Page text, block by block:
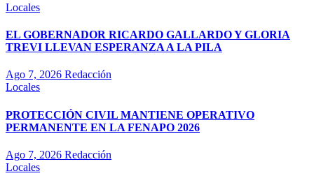
Locales
EL GOBERNADOR RICARDO GALLARDO Y GLORIA
TREVI LLEVAN ESPERANZA A LA PILA
Ago 7, 2026 Redacción
Locales
PROTECCIÓN CIVIL MANTIENE OPERATIVO
PERMANENTE EN LA FENAPO 2026
Ago 7, 2026 Redacción
Locales